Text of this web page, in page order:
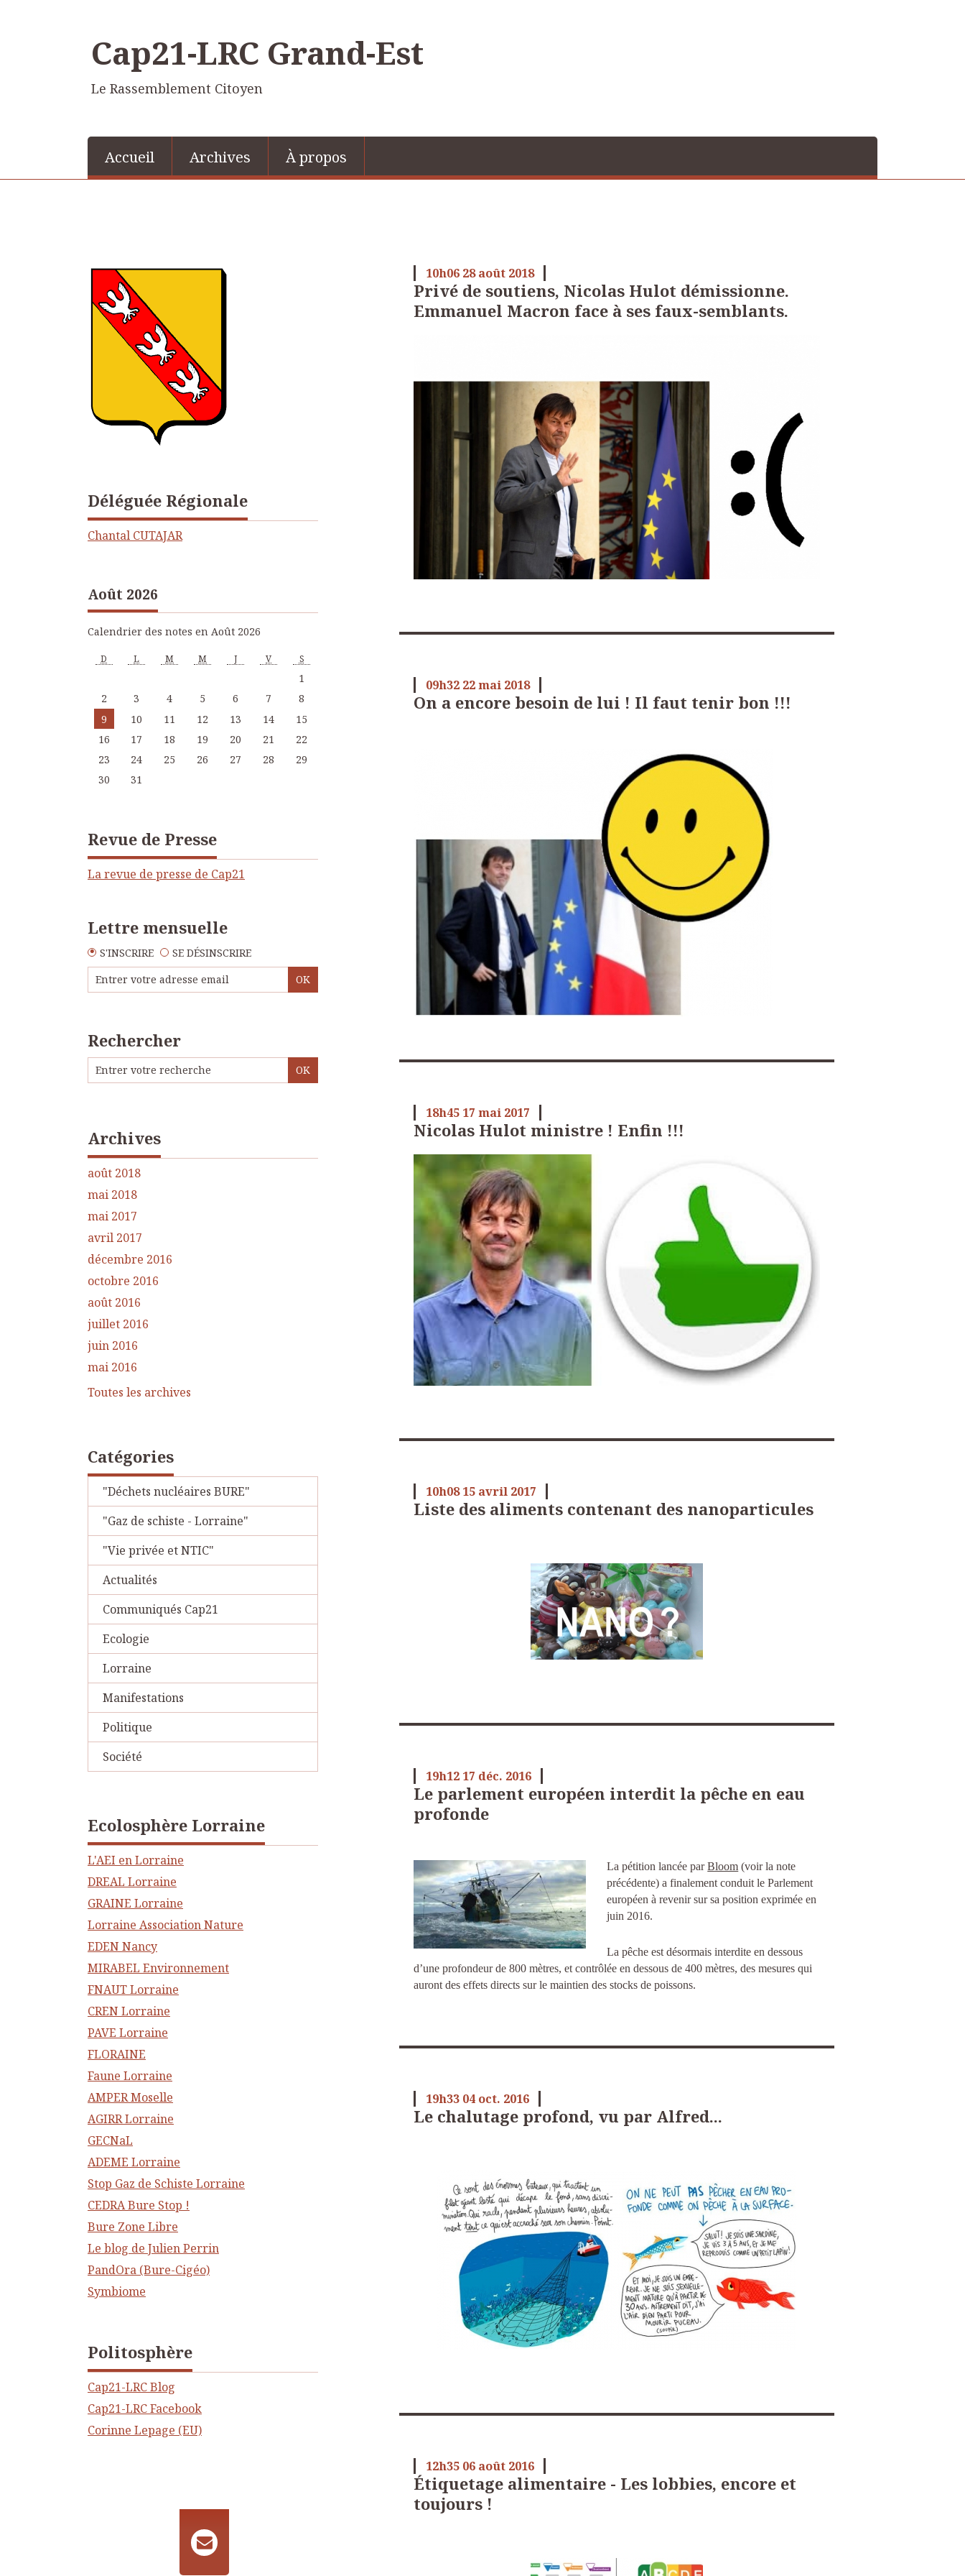
Cap21-LRC Grand-Est
Le Rassemblement Citoyen
Accueil Archives À propos
Déléguée Régionale
Chantal CUTAJAR
Août 2026
Calendrier des notes en Août 2026
D L M M J V S
1
2
3 4 5 6 7
8
9
10 11 12 13 14
15
16
17 18 19 20 21
22
23
24 25 26 27 28
29
30
31
Revue de Presse
La revue de presse de Cap21
Lettre mensuelle
S'INSCRIRE SE DÉSINSCRIRE
Rechercher
Archives
août 2018
mai 2018
mai 2017
avril 2017
décembre 2016
octobre 2016
août 2016
juillet 2016
juin 2016
mai 2016
Toutes les archives
Catégories
"Déchets nucléaires BURE"
"Gaz de schiste - Lorraine"
"Vie privée et NTIC"
Actualités
Communiqués Cap21
Ecologie
Lorraine
Manifestations
Politique
Société
Ecolosphère Lorraine
L'AEI en Lorraine
DREAL Lorraine
GRAINE Lorraine
Lorraine Association Nature
EDEN Nancy
MIRABEL Environnement
FNAUT Lorraine
CREN Lorraine
PAVE Lorraine
FLORAINE
Faune Lorraine
AMPER Moselle
AGIRR Lorraine
GECNaL
ADEME Lorraine
Stop Gaz de Schiste Lorraine
CEDRA Bure Stop !
Bure Zone Libre
Le blog de Julien Perrin
PandOra (Bure-Cigéo)
Symbiome
Politosphère
Cap21-LRC Blog
Cap21-LRC Facebook
Corinne Lepage (EU)
10h06 28 août 2018
Privé de soutiens, Nicolas Hulot démissionne.
Emmanuel Macron face à ses faux-semblants.
09h32 22mai 2018
On a encore besoin de lui ! Il faut tenir bon !!!
18h45 17 mai 2017
Nicolas Hulot ministre ! Enfin !!!
10h08 15 avril 2017
Liste des aliments contenant des nanoparticules
19h12 17 déc. 2016
Le parlement européen interdit la pêche en eau
profonde
La pétition lancée parBloom (voir la note
précédente) a finalement conduit le Parlement
européen à revenir sur sa position exprimée en
juin 2016.
La pêche est désormais interdite en dessous
d’une profondeur de 800 mètres, et contrôlée en dessous de 400 mètres, des mesures qui
auront des effets directs sur le maintien des stocks de poissons.
19h33 04 oct. 2016
Le chalutage profond, vu par Alfred...
12h35 06 août 2016
Étiquetage alimentaire - Les lobbies, encore et
toujours !